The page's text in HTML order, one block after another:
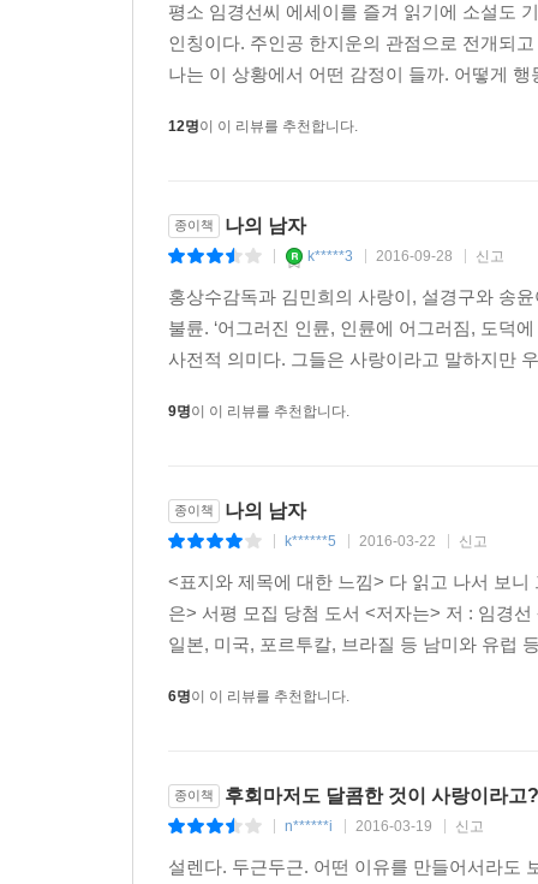
평소 임경선씨 에세이를 즐겨 읽기에 소설도
인칭이다. 주인공 한지운의 관점으로 전개되
나는 이 상황에서 어떤 감정이 들까. 어떻게
12명이 이 리뷰를 추천합니다.
종이책 나의 남자
k*****3 2016-09-28 신고
홍상수감독과 김민희의 사랑이, 설경구와 송
불륜. ‘어그러진 인륜, 인륜에 어그러짐, 도덕
사전적 의미다. 그들은 사랑이라고 말하지만
9명이 이 리뷰를 추천합니다.
종이책 나의 남자
k******5 2016-03-22 신고
<표지와 제목에 대한 느낌> 다 읽고 나서 보
은> 서평 모집 당첨 도서 <저자는> 저 : 임경
일본, 미국, 포르투칼, 브라질 등 남미와 유럽
6명이 이 리뷰를 추천합니다.
종이책 후회마저도 달콤한 것이 사랑이라고
n******i 2016-03-19 신고
설렌다. 두근두근. 어떤 이유를 만들어서라도